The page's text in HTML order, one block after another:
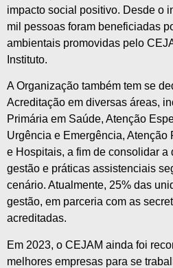
impacto social positivo. Desde o
mil pessoas foram beneficiadas
ambientais promovidas pelo
Instituto.
A Organização também tem se
Acreditação em diversas áreas,
Primária em Saúde, Atenção
Urgência e Emergência,
e Hospitais, a fim de consolidar a
gestão e práticas assistenciais
cenário. Atualmente, 25% das
gestão, em parceria com as
acreditadas.
Em 2023, o CEJAM ainda foi
melhores empresas para se